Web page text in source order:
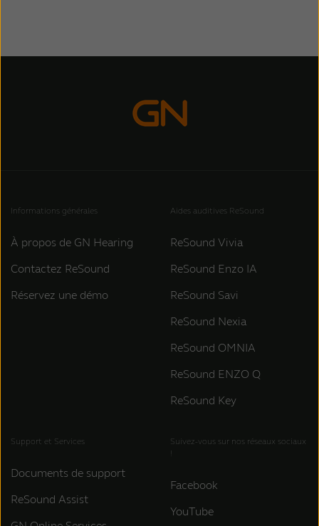
Informations générales
À propos de GN Hearing
Contactez ReSound
Réservez une démo
Aides auditives ReSound
ReSound Vivia
ReSound Enzo IA
ReSound Savi
ReSound Nexia
ReSound OMNIA
ReSound ENZO Q
ReSound Key
Support et Services
Documents de support
ReSound Assist
Suivez-vous sur nos réseaux sociaux
!
Facebook
YouTube